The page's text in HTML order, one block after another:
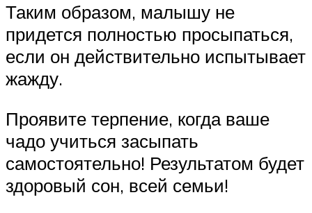
Таким образом, малышу не
придется полностью просыпаться,
если он действительно испытывает
жажду.
Проявите терпение, когда ваше
чадо учиться засыпать
самостоятельно! Результатом будет
здоровый сон, всей семьи!